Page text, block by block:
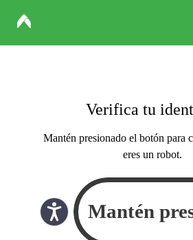
Verifica tu
Mantén presionado el botón para
eres un robot.